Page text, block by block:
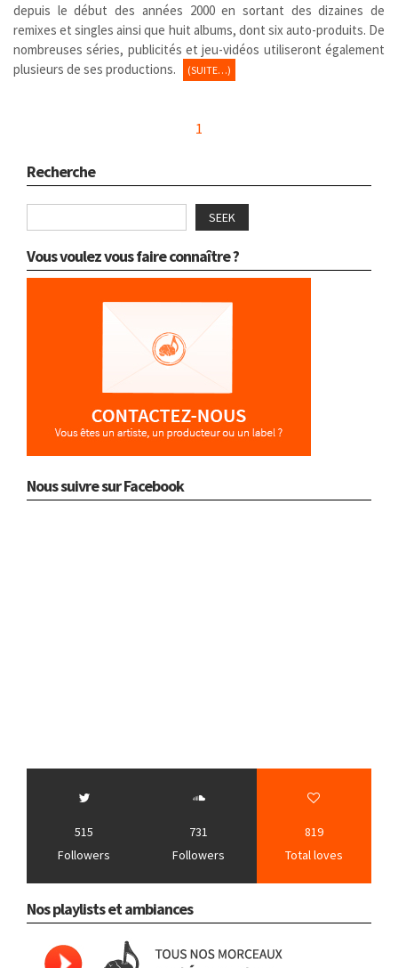
depuis le début des années 2000 en sortant des dizaines de
remixes et singles ainsi que huit albums, dont six auto-produits. De
nombreuses séries, publicités et jeu-vidéos utiliseront également
plusieurs de ses productions.
(SUITE…)
1
Recherche
SEEK
Vous voulez vous faire connaître ?
Nous suivre sur Facebook
515
Followers
731
Followers
819
Total loves
Nos playlists et ambiances